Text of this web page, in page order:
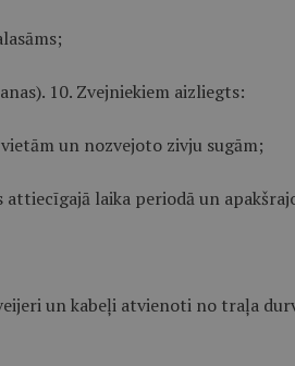
10. Zvejniekiem aizliegts:
un nozvejoto zivju sugām;
attiecīgajā laika periodā un
un kabeļi atvienoti no traļa